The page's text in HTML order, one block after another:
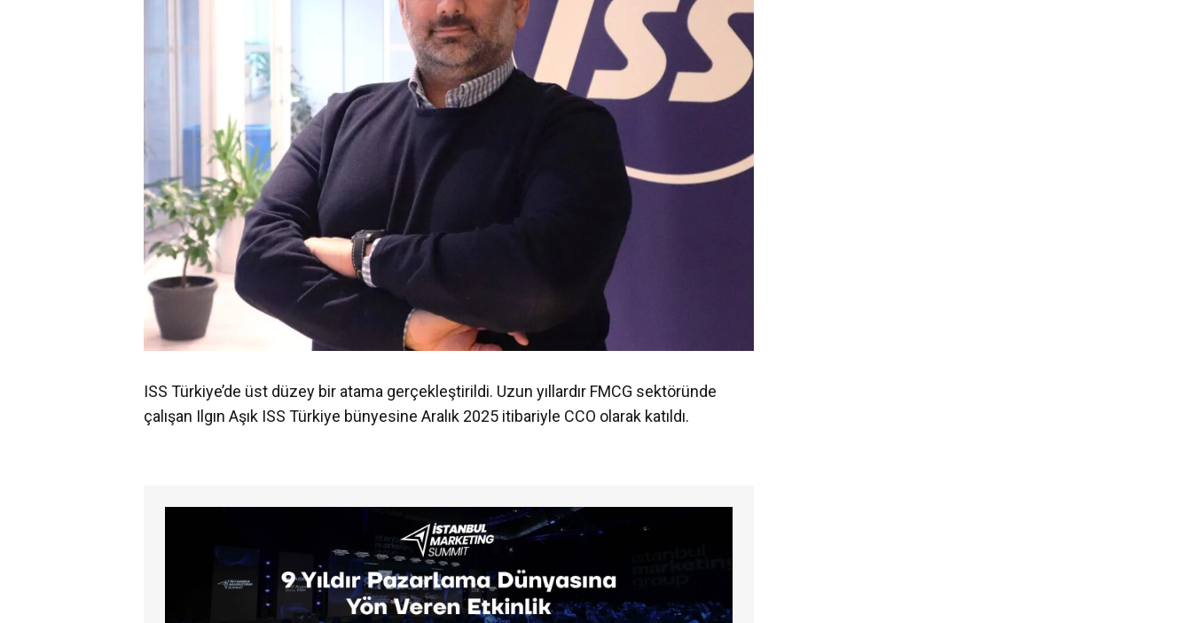
ISS Türkiye’de üst düzey bir atama gerçekleştirildi. Uzun yıllardır FMCG sektöründe
çalışan Ilgın Aşık ISS Türkiye bünyesine Aralık 2025 itibariyle CCO olarak katıldı.